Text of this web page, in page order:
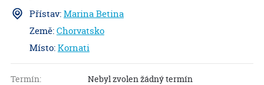
Přístav:Marina Betina
Země:Chorvatsko
Místo:Kornati
Termín:
Nebyl zvolen žádný termín